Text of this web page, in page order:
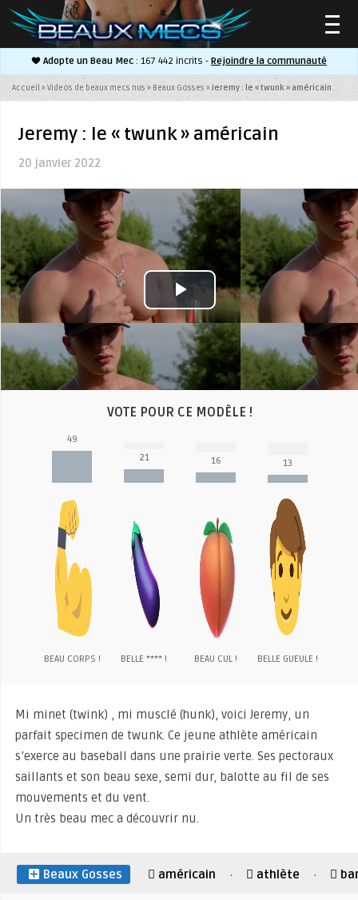
Adopte un Beau Mec : 167 442 incrits - Rejoindre la communauté
Accueil » Videos de beaux mecs nus » Beaux Gosses »Jeremy : le « twunk » américain
Jeremy : le « twunk » américain
20 janvier 2022
Play
Video
VOTE POUR CE MODÈLE !
49
BEAU CORPS !
21
BELLE **** !
16
BEAU CUL !
13
BELLE GUEULE !
Mi minet (twink) , mi musclé (hunk), voici Jeremy, un
parfait specimen de twunk. Ce jeune athlète américain
s’exerce au baseball dans une prairie verte. Ses pectoraux
saillants et son beau sexe, semi dur, balotte au fil de ses
mouvements et du vent.
Un très beau mec a découvrir nu.
Beaux Gosses américain · athlète ·
▼